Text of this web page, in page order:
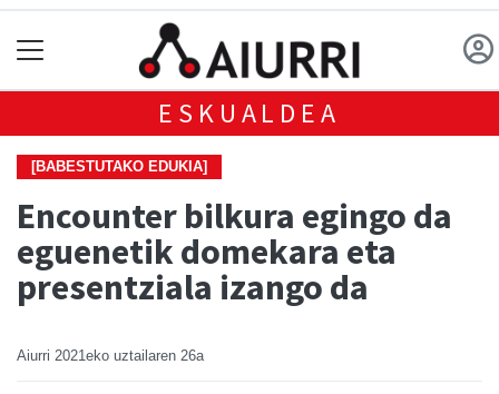
ESKUALDEA
[BABESTUTAKO EDUKIA]
Encounter bilkura egingo da
eguenetik domekara eta
presentziala izango da
Aiurri 2021eko uztailaren 26a